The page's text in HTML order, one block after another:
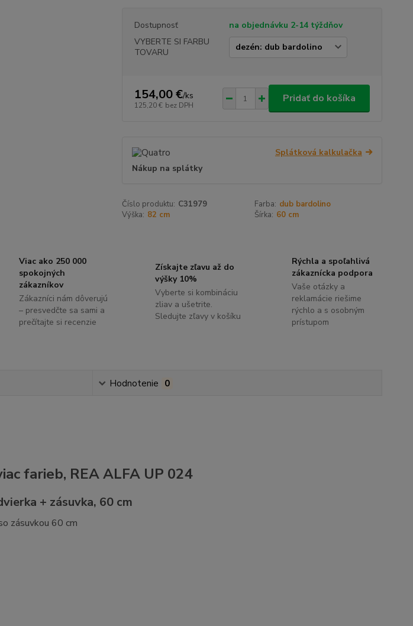
Dostupnosť
na objednávku 2-14 týždňov
VYBERTE SI FARBU
TOVARU
154,00 €/ks
125,20 € bez DPH
Pridať do košíka
Splátková kalkulačka
Nákup na splátky
Číslo produktu: C31979 Farba: dub bardolino
Výška: 82 cm Šírka: 60 cm
Viac ako 250 000
spokojných
zákazníkov
Zákazníci nám dôverujú
– presvedčte sa sami a
prečítajte si recenzie
Získajte zľavu až do
výšky 10%
Vyberte si kombináciu
zliav a ušetrite.
Sledujte zľavy v košíku
Rýchla a spoľahlivá
zákaznícka podpora
Vaše otázky a
reklamácie riešime
rýchlo a s osobným
prístupom
Hodnotenie 0
farieb, REA ALFA UP 024
+ zásuvka, 60 cm
zásuvkou 60 cm